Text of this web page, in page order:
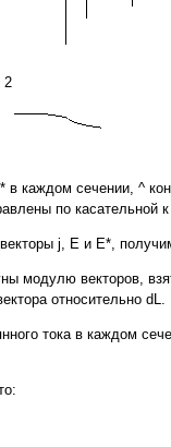
2
каждом сечении, ^
по касательной к
j, E и Е*,
модулю векторов,
относительно dL.
тока в каждом